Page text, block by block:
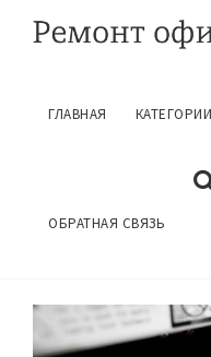
ГЛАВНАЯ КАТЕГОРИИ
ОБРАТНАЯ СВЯЗЬ
РЕМОНТ
ГЛАВНАЯ